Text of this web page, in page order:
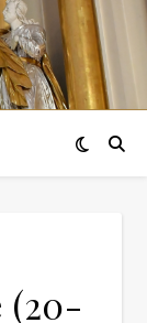
(20-